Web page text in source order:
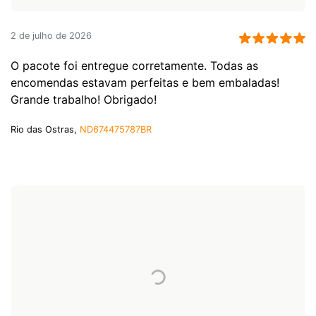
2 de julho de 2026
O pacote foi entregue corretamente. Todas as
encomendas estavam perfeitas e bem embaladas!
Grande trabalho! Obrigado!
Rio das Ostras, ND674475787BR